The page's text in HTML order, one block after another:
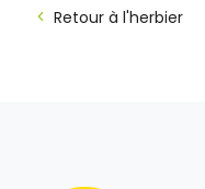
Retour à l'herbier